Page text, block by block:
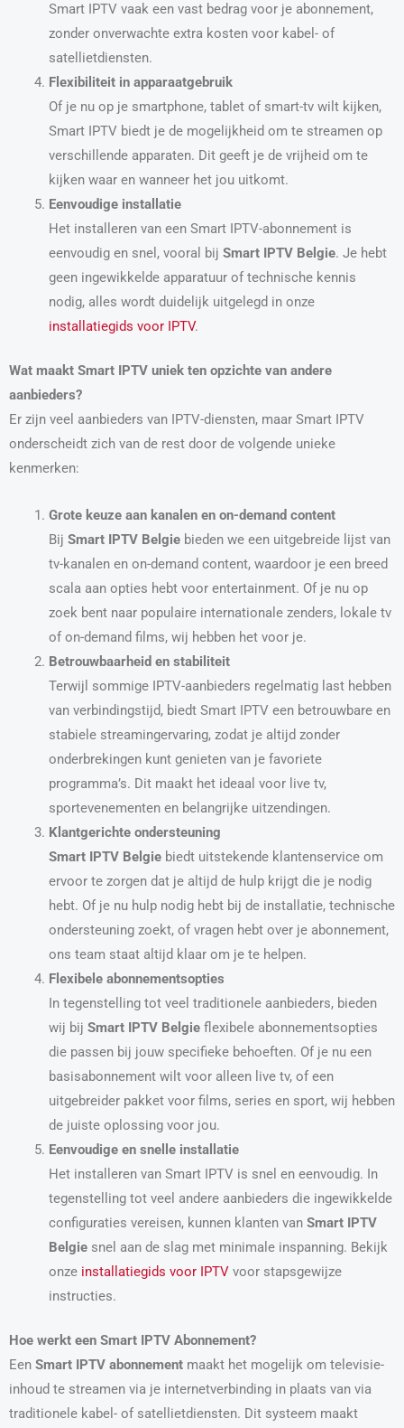
Smart IPTV vaak een vast bedrag voor je abonnement,
zonder onverwachte extra kosten voor kabel- of
satellietdiensten.
Flexibiliteit in apparaatgebruik
Of je nu op je smartphone, tablet of smart-tv wilt kijken,
Smart IPTV biedt je de mogelijkheid om te streamen op
verschillende apparaten. Dit geeft je de vrijheid om te
kijken waar en wanneer het jou uitkomt.
Eenvoudige installatie
Het installeren van een Smart IPTV-abonnement is
eenvoudig en snel, vooral bij Smart IPTV Belgie. Je hebt
geen ingewikkelde apparatuur of technische kennis
nodig, alles wordt duidelijk uitgelegd in onze
installatiegids voor IPTV.
Wat maakt Smart IPTV uniek ten opzichte van andere
aanbieders?
Er zijn veel aanbieders van IPTV-diensten, maar Smart IPTV
onderscheidt zich van de rest door de volgende unieke
kenmerken:
Grote keuze aan kanalen en on-demand content
Bij Smart IPTV Belgiebieden we een uitgebreide lijst van
tv-kanalen en on-demand content, waardoor je een breed
scala aan opties hebt voor entertainment. Of je nu op
zoek bent naar populaire internationale zenders, lokale tv
of on-demand films, wij hebben het voor je.
Betrouwbaarheid en stabiliteit
Terwijl sommige IPTV-aanbieders regelmatig last hebben
van verbindingstijd, biedt Smart IPTV een betrouwbare en
stabiele streamingervaring, zodat je altijd zonder
onderbrekingen kunt genieten van je favoriete
programma’s. Dit maakt het ideaal voor live tv,
sportevenementen en belangrijke uitzendingen.
Klantgerichte ondersteuning
Smart IPTV Belgiebiedt uitstekende klantenservice om
ervoor te zorgen dat je altijd de hulp krijgt die je nodig
hebt. Of je nu hulp nodig hebt bij de installatie, technische
ondersteuning zoekt, of vragen hebt over je abonnement,
ons team staat altijd klaar om je te helpen.
Flexibele abonnementsopties
In tegenstelling tot veel traditionele aanbieders, bieden
wij bij Smart IPTV Belgieflexibele abonnementsopties
die passen bij jouw specifieke behoeften. Of je nu een
basisabonnement wilt voor alleen live tv, of een
uitgebreider pakket voor films, series en sport, wij hebben
de juiste oplossing voor jou.
Eenvoudige en snelle installatie
Het installeren van Smart IPTV is snel en eenvoudig. In
tegenstelling tot veel andere aanbieders die ingewikkelde
configuraties vereisen, kunnen klanten van Smart IPTV
Belgiesnel aan de slag met minimale inspanning. Bekijk
onze installatiegids voor IPTVvoor stapsgewijze
instructies.
Hoe werkt een Smart IPTV Abonnement?
Een Smart IPTV abonnement maakt het mogelijk om televisie-
inhoud te streamen via je internetverbinding in plaats van via
traditionele kabel- of satellietdiensten. Dit systeem maakt